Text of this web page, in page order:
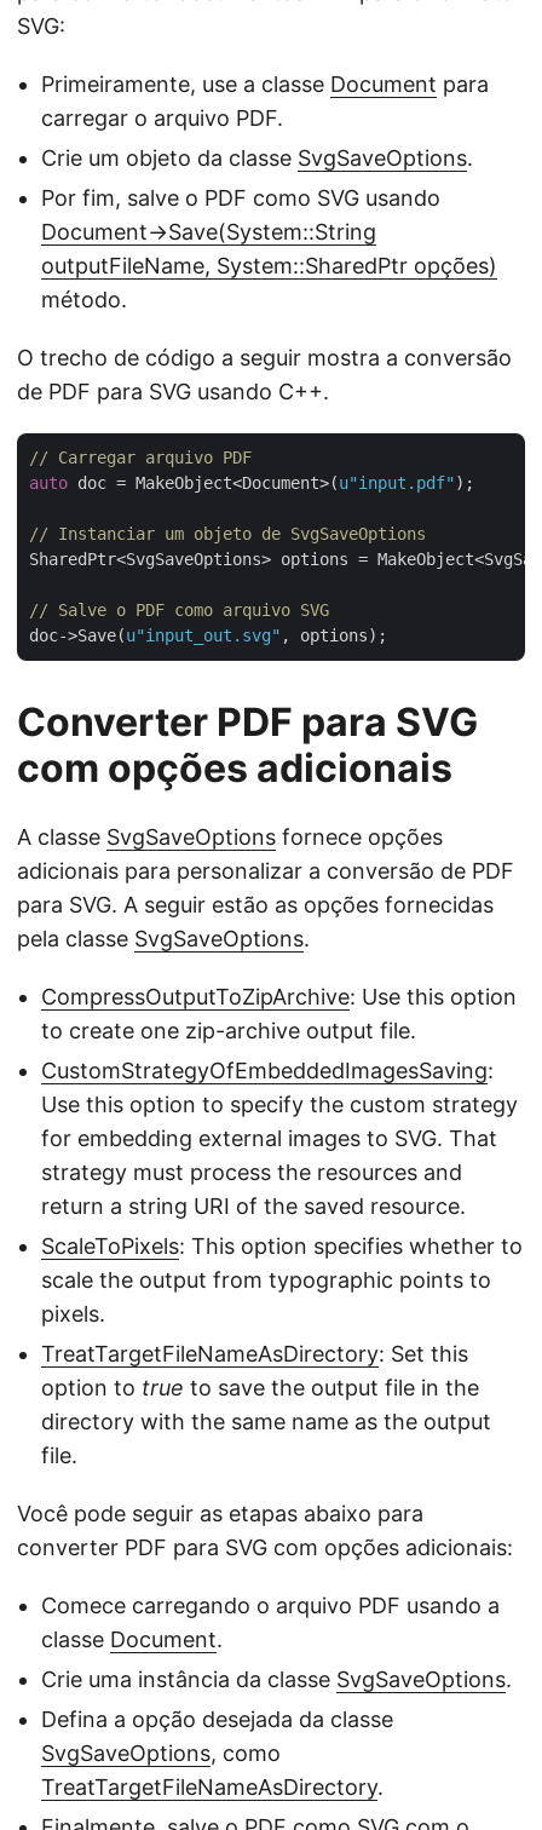
SVG:
Primeiramente, use a classe Document para
carregar o arquivo PDF.
Crie um objeto da classe SvgSaveOptions.
Por fim, salve o PDF como SVG usando
Document->Save(System::String
outputFileName, System::SharedPtr opções)
método.
O trecho de código a seguir mostra a conversão
de PDF para SVG usando C++.
// Carregar arquivo PDF
auto doc = MakeObject<Document>(u"input.pdf" );
// Instanciar um objeto de SvgSaveOptions
SharedPtr<SvgSaveOptions> options =
// Salve o PDF como arquivo SVG
doc->Save(u"input_out.svg"
Converter PDF para SVG
com opções adicionais
A classe SvgSaveOptions fornece opções
adicionais para personalizar a conversão de PDF
para SVG. A seguir estão as opções fornecidas
pela classe SvgSaveOptions.
CompressOutputToZipArchive: Use this option
to create one zip-archive output file.
CustomStrategyOfEmbeddedImagesSaving:
Use this option to specify the custom strategy
for embedding external images to SVG. That
strategy must process the resources and
return a string URI of the saved resource.
ScaleToPixels: This option specifies whether to
scale the output from typographic points to
pixels.
TreatTargetFileNameAsDirectory: Set this
option to true to save the output file in the
directory with the same name as the output
file.
Você pode seguir as etapas abaixo para
converter PDF para SVG com opções adicionais:
Comece carregando o arquivo PDF usando a
classe Document.
Crie uma instância da classe SvgSaveOptions.
Defina a opção desejada da classe
SvgSaveOptions, como
TreatTargetFileNameAsDirectory.